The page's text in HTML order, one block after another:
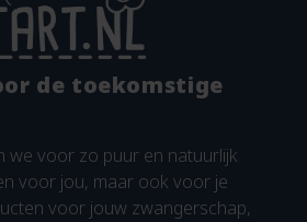
de toekomstige
we voor zo puur en natuurlijk
voor jou, maar ook voor je
voor jouw zwangerschap,